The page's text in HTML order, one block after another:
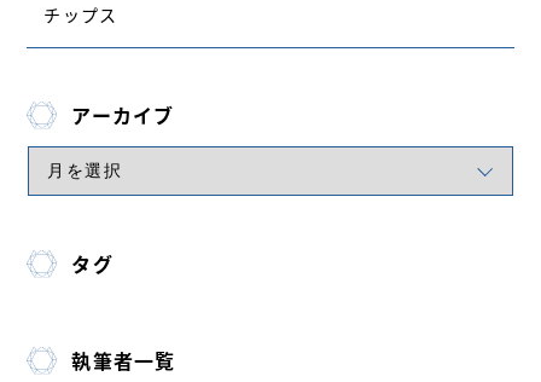
チップス
アーカイブ
タグ
執筆者一覧